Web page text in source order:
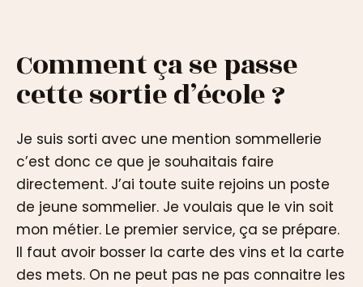
Comment ça se passe
cette sortie d’école ?
Je suis sorti avec une mention sommellerie
c’est donc ce que je souhaitais faire
directement. J’ai toute suite rejoins un poste
de jeune sommelier. Je voulais que le vin soit
mon métier. Le premier service, ça se prépare.
Il faut avoir bosser la carte des vins et la carte
des mets. On ne peut pas ne pas connaitre les